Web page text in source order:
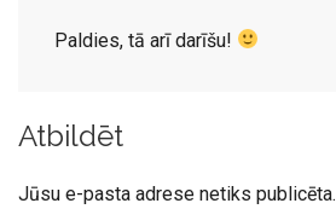
Paldies, tā arī darīšu!
Atbildēt
Jūsu e-pasta adrese netiks publicēta.